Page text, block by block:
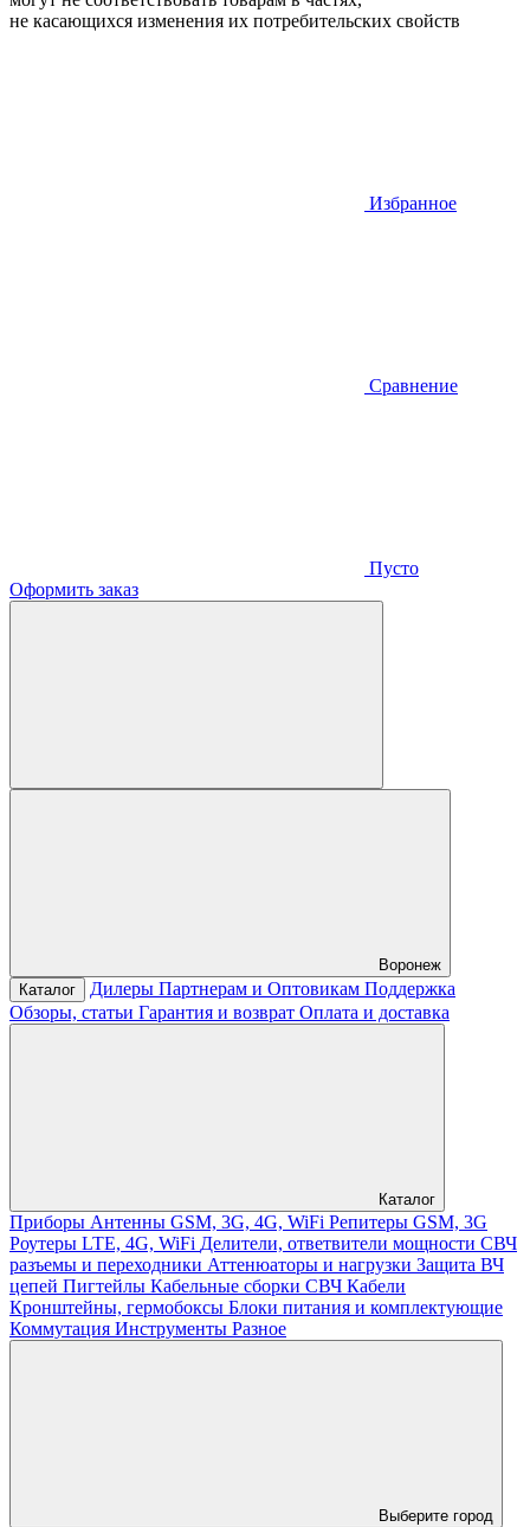
не касающихся изменения их потребительских свойств
Избранное
Сравнение
Пусто
Оформить заказ
Воронеж
Каталог
Дилеры Партнерам и Оптовикам Поддержка
Обзоры, статьи Гарантия и возврат Оплата и доставка
Каталог
Приборы Антенны GSM, 3G, 4G, WiFi Репитеры GSM, 3G
Роутеры LTE, 4G, WiFi Делители, ответвители мощности СВЧ
разъемы и переходники Аттенюаторы и нагрузки Защита ВЧ
цепей Пигтейлы Кабельные сборки СВЧ Кабели
Кронштейны, гермобоксы Блоки питания и комплектующие
Коммутация Инструменты Разное
Выберите город